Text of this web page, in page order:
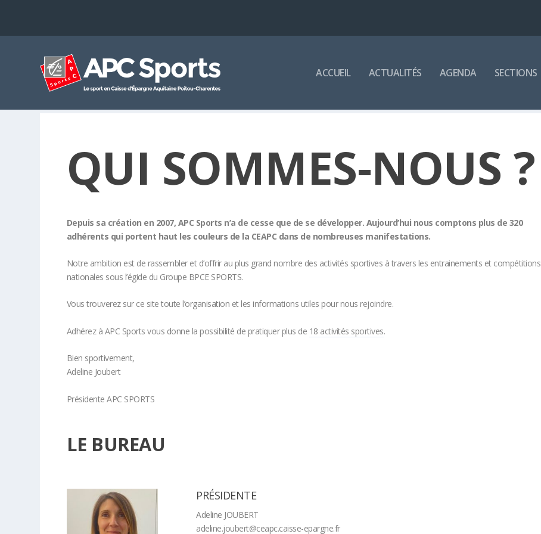
ACCUEIL ACTUALITÉS AGENDA SECTIONS
QUI SOMMES-NOUS ?
Depuis sa création en 2007, APC Sports n’a de cesse que de se développer. Aujourd’hui nous comptons plus de 320
adhérents qui portent haut les couleurs de la CEAPC dans de nombreuses manifestations.
Notre ambition est de rassembler et d’offrir au plus grand nombre des activités sportives à travers les entrainements et compétitions
nationales sous l’égide du Groupe BPCE SPORTS.
Vous trouverez sur ce site toute l’organisation et les informations utiles pour nous rejoindre.
Adhérez à APC Sports vous donne la possibilité de pratiquer plus de 18 activités sportives.
Bien sportivement,
Adeline Joubert
Présidente APC SPORTS
LE BUREAU
PRÉSIDENTE
Adeline JOUBERT
adeline.joubert@ceapc.caisse-epargne.fr